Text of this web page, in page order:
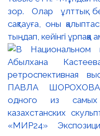
зор. Олар ұлттық
сақтауға, оны
тыңдап, кейінгі